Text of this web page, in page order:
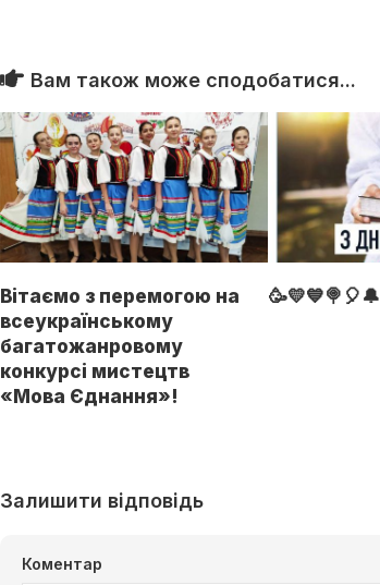
Вам також може сподобатися...
Вітаємо з перемогою на
всеукраїнському
багатожанровому
конкурсі мистецтв
«Мова Єднання»!
🥳💛💙🍭🎈🔔
Залишити відповідь
Коментар